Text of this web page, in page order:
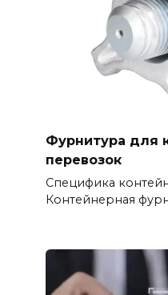
Фурнитура для
перевозок
Специфика
Контейнерная